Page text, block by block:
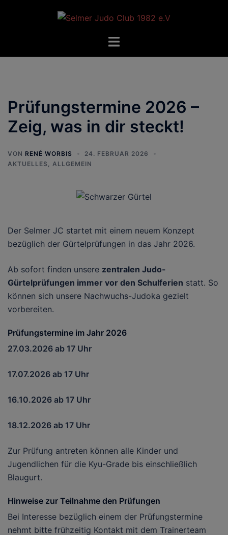
Menü
Prüfungstermine 2026 –
Zeig, was in dir steckt!
VON RENÉ WORBIS
24. FEBRUAR 2026
AKTUELLES
ALLGEMEIN
Der Selmer JC startet mit einem neuem Konzept
bezüglich der Gürtelprüfungen in das Jahr 2026.
Ab sofort finden unsere zentralen Judo-
Gürtelprüfungen immer vor den Schulferien statt. So
können sich unsere Nachwuchs-Judoka gezielt
vorbereiten.
Prüfungstermine im Jahr 2026
27.03.2026 ab 17 Uhr
17.07.2026 ab 17 Uhr
16.10.2026 ab 17 Uhr
18.12.2026 ab 17 Uhr
Zur Prüfung antreten können alle Kinder und
Jugendlichen für die Kyu-Grade bis einschließlich
Blaugurt.
Hinweise zur Teilnahme den Prüfungen
Bei Interesse bezüglich einem der Prüfungstermine
nehmt bitte frühzeitig Kontakt mit dem Trainerteam